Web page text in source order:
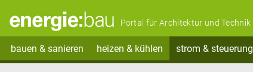
Portal für Architektur und Technik
bauen & sanieren heizen & kühlen strom & steuerung